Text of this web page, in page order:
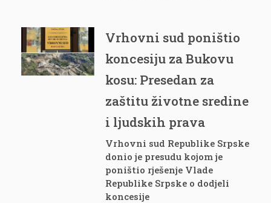
Vrhovni sud poništio
koncesiju za Bukovu
kosu: Presedan za
zaštitu životne sredine
i ljudskih prava
Vrhovni sud Republike Srpske
donio je presudu kojom je
poništio rješenje Vlade
Republike Srpske o dodjeli
koncesije